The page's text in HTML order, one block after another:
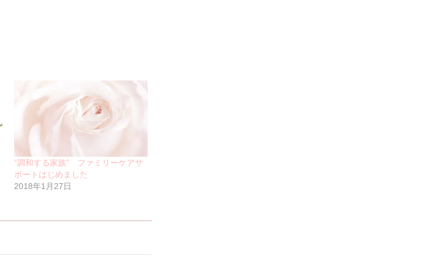
“調和する家族” ファミリーケアサ
ポートはじめました
2018年1月27日